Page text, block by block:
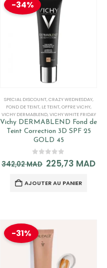
-34%
SPECIAL DISCOUNT,CRAZY WEDNESDAY,
FOND DE TEINT, LE TEINT,OFFRE VICHY,
VICHY DERMABLEND,VICHY WHITE FRIDAY
Vichy DERMABLEND Fond de
Teint Correction 3D SPF 25
GOLD 45
out of 5
342,02MAD 225,73 MAD
AJOUTER AU PANIER
-31%